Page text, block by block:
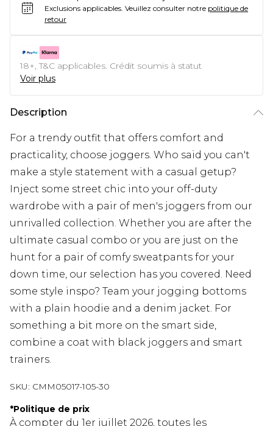
Exclusions applicables. Veuillez consulter notre politique de
retour
18+, T&C applicables. Crédit soumis à statut
Voir plus
Description
For a trendy outfit that offers comfort and
practicality, choose joggers. Who said you can't
make a style statement with a casual getup?
Inject some street chic into your off-duty
wardrobe with a pair of men's joggers from our
unrivalled collection. Whether you are after the
ultimate casual combo or you are just on the
hunt for a pair of comfy sweatpants for your
down time, our selection has you covered. Need
some style inspo? Team your jogging bottoms
with a plain hoodie and a denim jacket. For
something a bit more on the smart side,
combine a coat with black joggers and smart
trainers.
SKU: CMM05017-105-30
*Politique de prix
À compter du 1er juillet 2026, toutes les